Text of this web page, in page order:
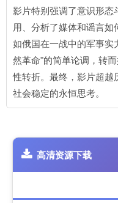
影片特别强调了意识形态
用、分析了媒体和谣言如
如俄国在一战中的军事实
然革命"的简单论调，转
性转折。最终，影片超越
社会稳定的永恒思考。
高清资源下载